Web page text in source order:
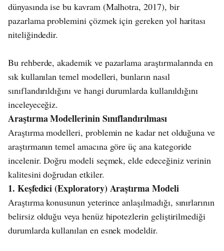
dünyasında ise bu kavram (Malhotra, 2017), bir
pazarlama problemini çözmek için gereken yol haritası
niteliğindedir.
Bu rehberde, akademik ve pazarlama araştırmalarında en
sık kullanılan temel modelleri, bunların nasıl
sınıflandırıldığını ve hangi durumlarda kullanıldığını
inceleyeceğiz.
Araştırma Modellerinin Sınıflandırılması
Araştırma modelleri, problemin ne kadar net olduğuna ve
araştırmanın temel amacına göre üç ana kategoride
incelenir. Doğru modeli seçmek, elde edeceğiniz verinin
kalitesini doğrudan etkiler.
1. Keşfedici (Exploratory) Araştırma Modeli
Araştırma konusunun yeterince anlaşılmadığı, sınırlarının
belirsiz olduğu veya henüz hipotezlerin geliştirilmediği
durumlarda kullanılan en esnek modeldir.